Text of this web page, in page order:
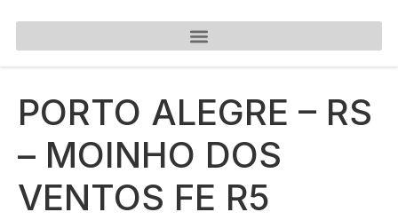
PORTO ALEGRE – RS
– MOINHO DOS
VENTOS FE R5